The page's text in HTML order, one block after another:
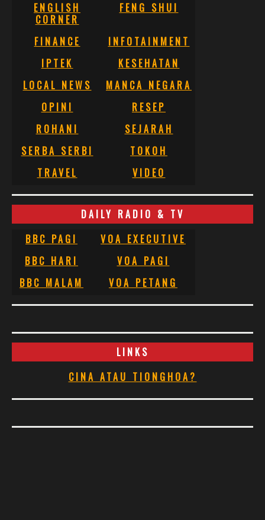
ENGLISH
CORNER
FENG SHUI
FINANCE
INFOTAINMENT
IPTEK
KESEHATAN
LOCAL NEWS
MANCA NEGARA
OPINI
RESEP
ROHANI
SEJARAH
SERBA SERBI
TOKOH
TRAVEL
VIDEO
DAILY RADIO & TV
BBC PAGI
VOA EXECUTIVE
BBC HARI
VOA PAGI
BBC MALAM
VOA PETANG
LINKS
CINA ATAU TIONGHOA?